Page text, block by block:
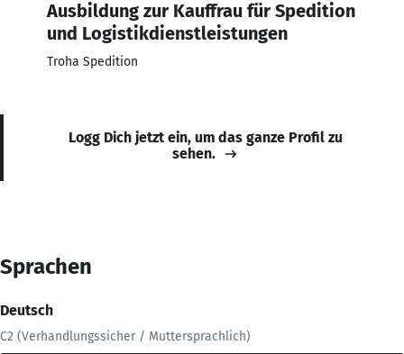
Ausbildung zur Kauffrau für Spedition
und Logistikdienstleistungen
Troha Spedition
Logg Dich jetzt ein, um das ganze Profil zu
sehen.
Sprachen
Deutsch
C2 (Verhandlungssicher / Muttersprachlich)